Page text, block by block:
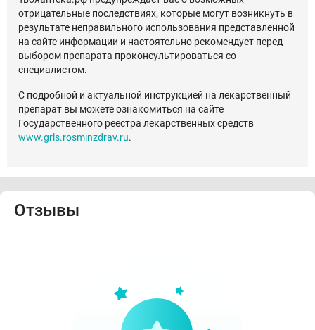
отрицательные последствиях, которые могут возникнуть в
результате неправильного использования представленной
на сайте информации и настоятельно рекомендует перед
выбором препарата проконсультироваться со
специалистом.
С подробной и актуальной инструкцией на лекарственный
препарат вы можете ознакомиться на сайте
Государственного реестра лекарственных средств
www.grls.rosminzdrav.ru.
Отзывы